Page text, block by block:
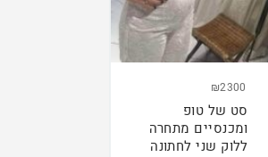
₪2300
סט של טופ
ומכנסיים מתחרה
ללוק שני לחתונה